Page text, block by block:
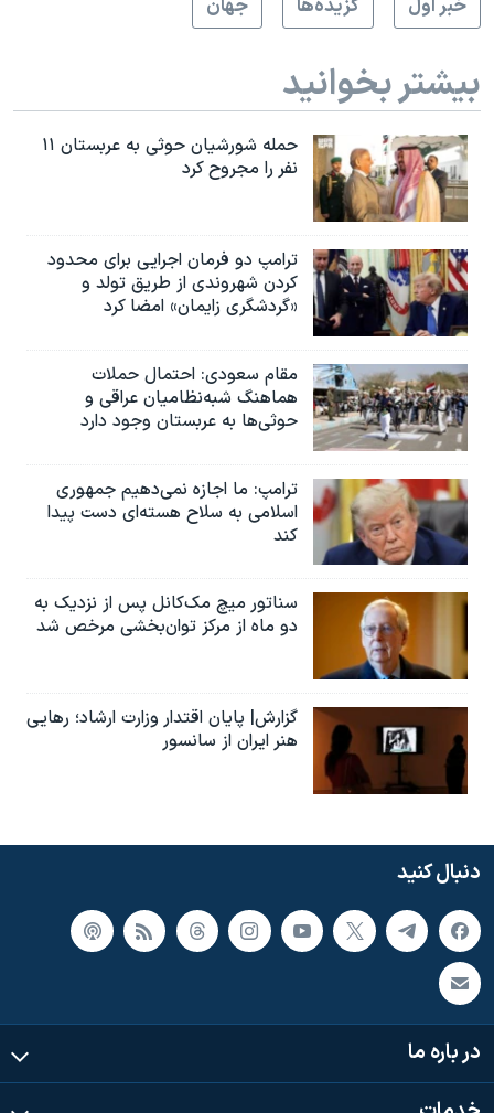
خبر اول
گزيده‌ها جهان
بیشتر بخوانید
حمله شورشیان حوثی به عربستان ۱۱
نفر را مجروح کرد
ترامپ دو فرمان اجرایی برای محدود
کردن شهروندی از طریق تولد و
«گردشگری زایمان» امضا کرد
مقام سعودی: احتمال حملات
هماهنگ شبه‌نظامیان عراقی و
حوثی‌ها به عربستان وجود دارد
ترامپ: ما اجازه نمی‌دهیم جمهوری
اسلامی به سلاح هسته‌ای دست پیدا
کند
سناتور میچ مک‌کانل پس از نزدیک به
دو ماه از مرکز توان‌بخشی مرخص شد
گزارش| پایان اقتدار وزارت ارشاد؛ رهایی
هنر ایران از سانسور
دنبال کنید
در باره ما